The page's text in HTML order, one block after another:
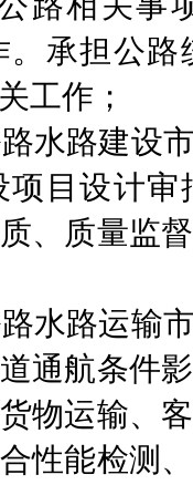
承担公
工作；
水路建设
项目设计
、质量监
水路运输
通航条件
物运输、
性能检测